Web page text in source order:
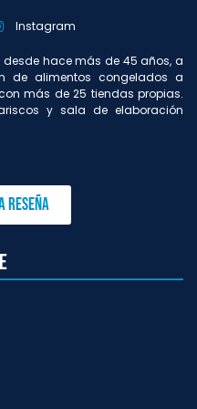
Instagram
desde hace más de 45 años, a
de alimentos congelados a
más de 25 tiendas propias.
y sala de elaboración
reseña